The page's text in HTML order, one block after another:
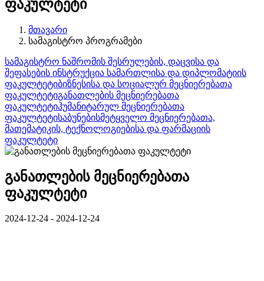
ფაკულტეტი
მთავარი
სამაგისტრო პროგრამები
სამაგისტრო ნაშრომის შესრულების, დაცვისა და
შეფასების ინსტრუქცია სამართლისა და დიპლომატიის
ფაკულტეტიბიზნესისა და სოციალურ მეცნიერებათა
ფაკულტეტიგანათლების მეცნიერებათა
ფაკულტეტიჰუმანიტარულ მეცნიერებათა
ფაკულტეტისაბუნებისმეტყველო მეცნიერებათა,
მათემატიკის, ტექნოლოგიებისა და ფარმაციის
ფაკულტეტი
განათლების მეცნიერებათა
ფაკულტეტი
2024-12-24 - 2024-12-24